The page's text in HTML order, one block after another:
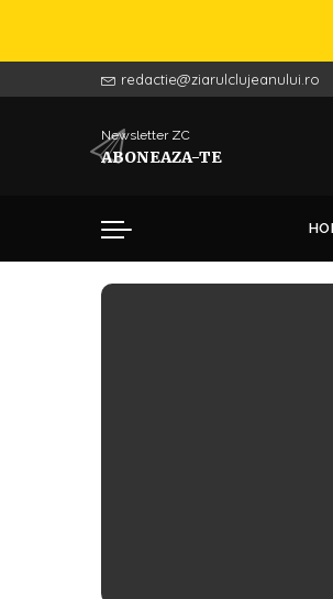
redactie@ziarulclujeanului.ro
Newsletter ZC
ABONEAZA-TE